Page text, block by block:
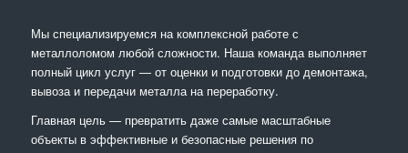
Мы специализируемся на комплексной работе с
металлоломом любой сложности. Наша команда выполняет
полный цикл услуг — от оценки и подготовки до демонтажа,
вывоза и передачи металла на переработку.
Главная цель — превратить даже самые масштабные
объекты в эффективные и безопасные решения по